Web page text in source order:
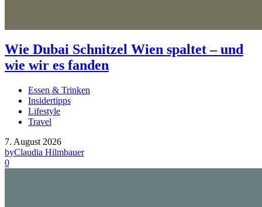
Wie Dubai Schnitzel Wien spaltet – und
wie wir es fanden
Essen & Trinken
Insidertipps
Lifestyle
Travel
7. August 2026
byClaudia Hilmbauer
0